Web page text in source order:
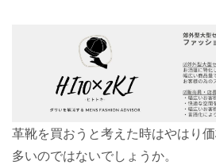
革靴を買おうと考えた時はやはり
多いのではないでしょうか。